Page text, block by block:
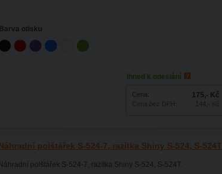
Barva otisku
Ihned k odeslání
Cena: 175,- Kč
polštářek S-524-7, razítka Shiny S-524, S-524T
Náhradní polštářek S-524-7, razítka Shiny S-524, S-524T.